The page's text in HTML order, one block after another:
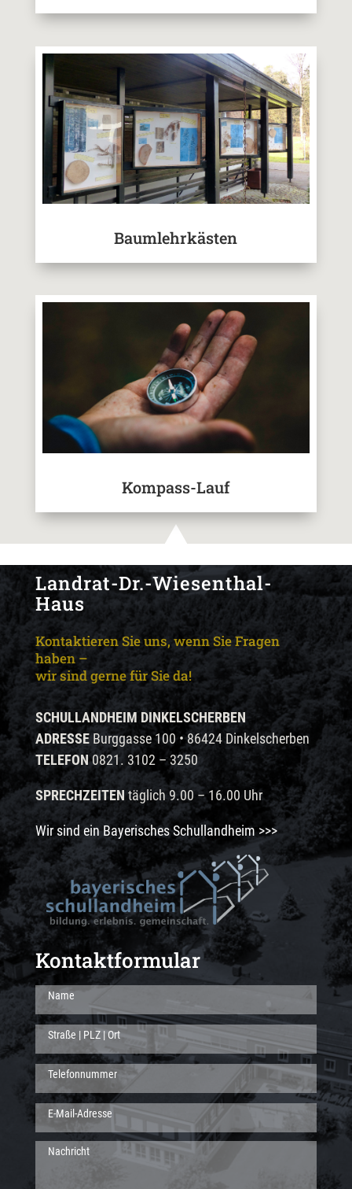
Baumlehrkästen
Kompass-Lauf
Landrat-Dr.-Wiesenthal-
Haus
Kontaktieren Sie uns, wenn Sie Fragen
haben –
wir sind gerne für Sie da!
SCHULLANDHEIM DINKELSCHERBEN
ADRESSEBurggasse 100 • 86424 Dinkelscherben
TELEFON0821. 3102 – 3250
SPRECHZEITENtäglich 9.00 – 16.00 Uhr
Wir sind ein Bayerisches Schullandheim >>>
Kontaktformular